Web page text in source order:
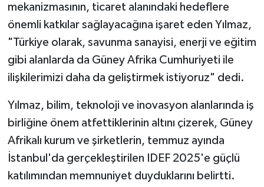
mekanizmasının, ticaret alanındaki hedeflere
önemli katkılar sağlayacağına işaret eden Yılmaz,
"Türkiye olarak, savunma sanayisi, enerji ve eğitim
gibi alanlarda da Güney Afrika Cumhuriyeti ile
ilişkilerimizi daha da geliştirmek istiyoruz" dedi.
Yılmaz, bilim, teknoloji ve inovasyon alanlarında iş
birliğine önem atfettiklerinin altını çizerek, Güney
Afrikalı kurum ve şirketlerin, temmuz ayında
İstanbul'da gerçekleştirilen IDEF 2025'e güçlü
katılımından memnuniyet duyduklarını belirtti.